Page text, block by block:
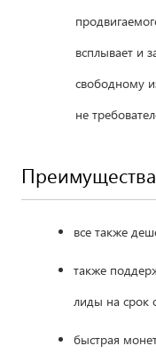
всплывает и
свободному
не
все также
также
лиды на срок
быстрая